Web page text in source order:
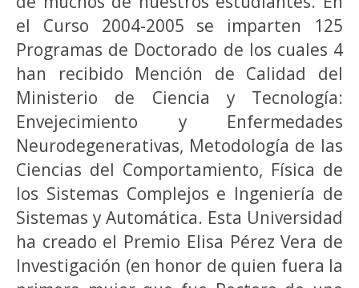
el Curso 2004-2005 se imparten 125
Programas de Doctorado de los cuales 4
han recibido Mención de Calidad del
Ministerio de Ciencia y Tecnología:
Envejecimiento y Enfermedades
Neurodegenerativas, Metodología de las
Ciencias del Comportamiento, Física de
los Sistemas Complejos e Ingeniería de
Sistemas y Automática. Esta Universidad
ha creado el Premio Elisa Pérez Vera de
Investigación (en honor de quien fuera la